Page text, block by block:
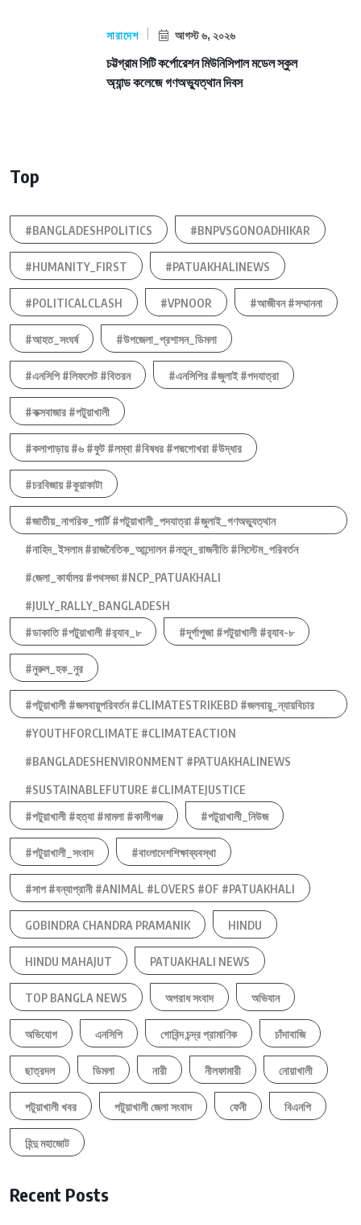
সারাদেশ আগস্ট ৬, ২০২৬
চট্টগ্রাম সিটি কর্পোরেশন মিউনিসিপাল মডেল স্কুল
অ্যান্ড কলেজে গণঅভ্যুত্থান দিবস
Top
#BANGLADESHPOLITICS #BNPVSGONOADHIKAR
#HUMANITY_FIRST #PATUAKHALINEWS
#POLITICALCLASH #VPNOOR #আজীবন #সম্মাননা
#আহত_সংঘর্ষ #উপজেলা_প্রশাসন_ডিমলা
#এনসিপি #লিফলেট #বিতরন #এনসিপির #জুলাই #পদযাত্রা
#কক্সবাজার #পটুয়াখালী
#কলাপাড়ায় #৬ #ফুট #লম্বা #বিষধর #পদ্মগোখরা #উদ্ধার
#চরবিজায় #কুয়াকাটা
#জাতীয়_নাগরিক_পার্টি #পটুয়াখালী_পদযাত্রা #জুলাই_গণঅভ্যুত্থান
#নাহিদ_ইসলাম #রাজনৈতিক_আন্দোলন #নতুন_রাজনীতি #সিস্টেম_পরিবর্তন
#জেলা_কার্যালয় #পথসভা #NCP_PATUAKHALI
#JULY_RALLY_BANGLADESH
#ডাকাতি #পটুয়াখালী #র‍্যাব_৮
#দূর্গাপুজা #পটুয়াখালী #র‍্যাব-৮
#নুরুল_হক_নুর
#পটুয়াখালী #জলবায়ুপরিবর্তন #CLIMATESTRIKEBD #জলবায়ু_ন্যায়বিচার
#YOUTHFORCLIMATE #CLIMATEACTION
#BANGLADESHENVIRONMENT #PATUAKHALINEWS
#SUSTAINABLEFUTURE #CLIMATEJUSTICE
#পটুয়াখালী #হত্যা #মামলা #কালীগঞ্জ
#পটুয়াখালী_নিউজ
#পটুয়াখালী_সংবাদ #বাংলাদেশশিক্ষাব্যবস্থা
#সাপ #বন্যাপ্রানী #ANIMAL #LOVERS #OF #PATUAKHALI
GOBINDRA CHANDRA PRAMANIK HINDU
HINDU MAHAJUT PATUAKHALI NEWS
TOP BANGLA NEWS অপরাধ সংবাদ অভিযান
অভিযোগ এনসিপি গোবিন্দ চন্দ্র প্রামাণিক চাঁদাবাজি
ছাত্রদল ডিমলা নারী নীলফামারী নোয়াখালী
পটুয়াখালী খবর পটুয়াখালী জেলা সংবাদ ফেনী বিএনপি
হিন্দু মহাজোট
Recent Posts